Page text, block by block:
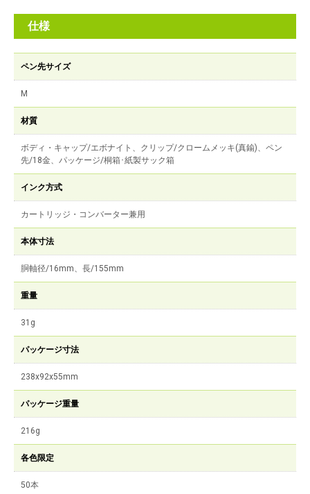
仕様
ペン先サイズ
M
材質
ボディ・キャップ/エボナイト、クリップ/クロームメッキ(真鍮)、ペン
先/18金、パッケージ/桐箱･紙製サック箱
インク方式
カートリッジ・コンバーター兼用
本体寸法
胴軸径/16mm、長/155mm
重量
31g
パッケージ寸法
238x92x55mm
パッケージ重量
216g
各色限定
50本